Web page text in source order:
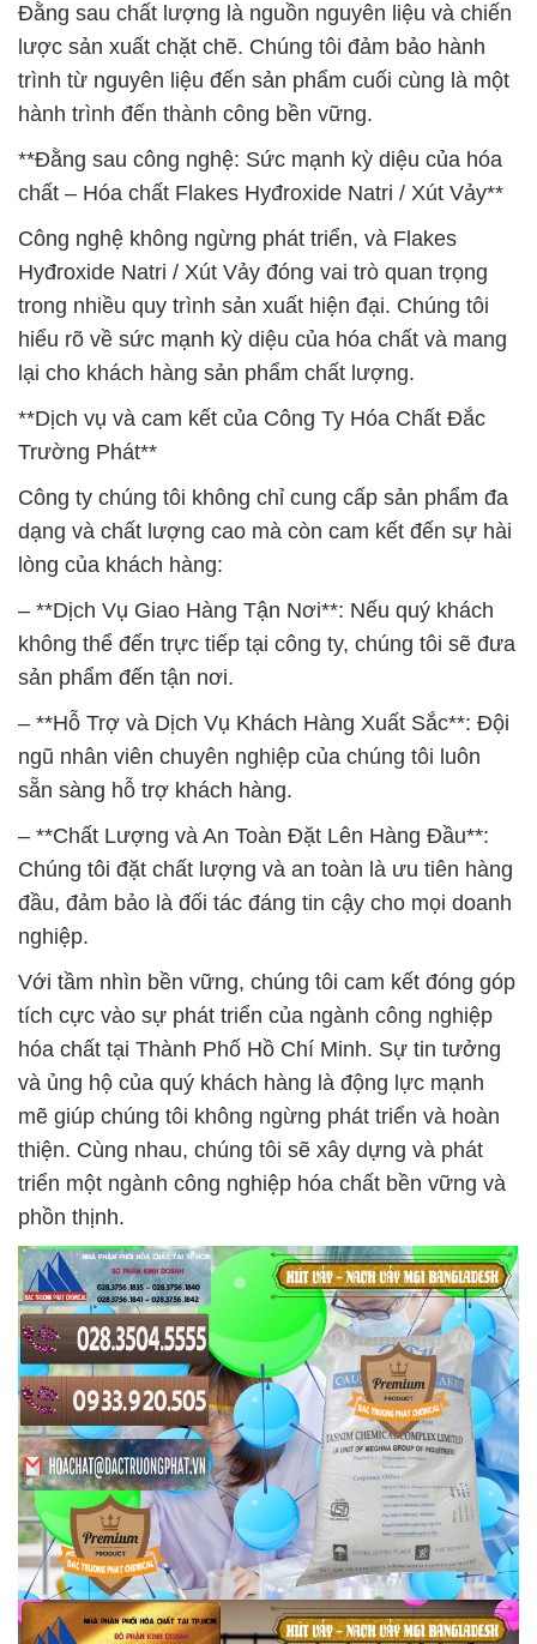
Đằng sau chất lượng là nguồn nguyên liệu và chiến
lược sản xuất chặt chẽ. Chúng tôi đảm bảo hành
trình từ nguyên liệu đến sản phẩm cuối cùng là một
hành trình đến thành công bền vững.
**Đằng sau công nghệ: Sức mạnh kỳ diệu của hóa
chất – Hóa chất Flakes Hyđroxide Natri / Xút Vảy**
Công nghệ không ngừng phát triển, và Flakes
Hyđroxide Natri / Xút Vảy đóng vai trò quan trọng
trong nhiều quy trình sản xuất hiện đại. Chúng tôi
hiểu rõ về sức mạnh kỳ diệu của hóa chất và mang
lại cho khách hàng sản phẩm chất lượng.
**Dịch vụ và cam kết của Công Ty Hóa Chất Đắc
Trường Phát**
Công ty chúng tôi không chỉ cung cấp sản phẩm đa
dạng và chất lượng cao mà còn cam kết đến sự hài
lòng của khách hàng:
– **Dịch Vụ Giao Hàng Tận Nơi**: Nếu quý khách
không thể đến trực tiếp tại công ty, chúng tôi sẽ đưa
sản phẩm đến tận nơi.
– **Hỗ Trợ và Dịch Vụ Khách Hàng Xuất Sắc**: Đội
ngũ nhân viên chuyên nghiệp của chúng tôi luôn
sẵn sàng hỗ trợ khách hàng.
– **Chất Lượng và An Toàn Đặt Lên Hàng Đầu**:
Chúng tôi đặt chất lượng và an toàn là ưu tiên hàng
đầu, đảm bảo là đối tác đáng tin cậy cho mọi doanh
nghiệp.
Với tầm nhìn bền vững, chúng tôi cam kết đóng góp
tích cực vào sự phát triển của ngành công nghiệp
hóa chất tại Thành Phố Hồ Chí Minh. Sự tin tưởng
và ủng hộ của quý khách hàng là động lực mạnh
mẽ giúp chúng tôi không ngừng phát triển và hoàn
thiện. Cùng nhau, chúng tôi sẽ xây dựng và phát
triển một ngành công nghiệp hóa chất bền vững và
phồn thịnh.